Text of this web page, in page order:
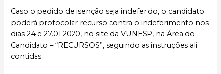
Caso o pedido de isenção seja indeferido, o candidato
poderá protocolar recurso contra o indeferimento nos
dias 24 e 27.01.2020, no site da VUNESP, na Área do
Candidato – “RECURSOS”, seguindo as instruções ali
contidas.